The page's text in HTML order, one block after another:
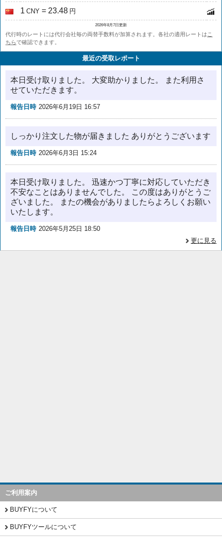
1 CNY = 23.48 円
2026年8月7日更新
代行時のレートには代行会社毎の両替手数料が加算されます。各社の適用レートは こ
ちらで確認できます。
最近の受取レポート
本日受け取りました。 大変助かりました。 また利用さ
せていただきます。
報告日時 2026年6月19日 16:57
しっかり注文した物が届きました ありがとうございます
報告日時 2026年6月3日 15:24
本日受け取りました。 迅速かつ丁寧に対応していただき
不安なことはありませんでした。 この度はありがとうご
ざいました。 またの機会がありましたらよろしくお願い
いたします。
報告日時 2026年5月25日 18:50
更に見る
ご利用案内
BUYFYについて
BUYFYツールについて